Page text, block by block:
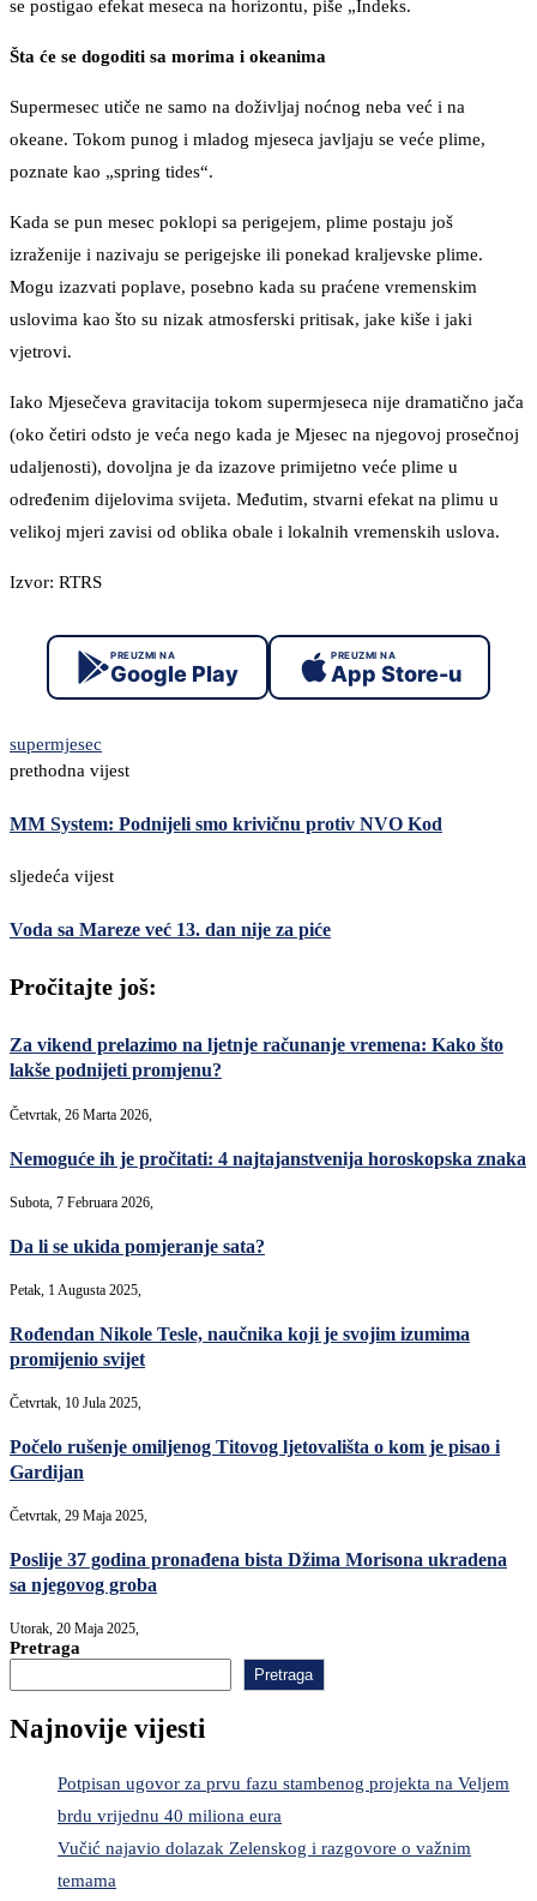
se postigao efekat meseca na horizontu, piše „Indeks.
Šta će se dogoditi sa morima i okeanima
Supermesec utiče ne samo na doživljaj noćnog neba već i na
okeane. Tokom punog i mladog mjeseca javljaju se veće plime,
poznate kao „spring tides“.
Kada se pun mesec poklopi sa perigejem, plime postaju još
izraženije i nazivaju se perigejske ili ponekad kraljevske plime.
Mogu izazvati poplave, posebno kada su praćene vremenskim
uslovima kao što su nizak atmosferski pritisak, jake kiše i jaki
vjetrovi.
Iako Mjesečeva gravitacija tokom supermjeseca nije dramatično jača
(oko četiri odsto je veća nego kada je Mjesec na njegovoj prosečnoj
udaljenosti), dovoljna je da izazove primijetno veće plime u
određenim dijelovima svijeta. Međutim, stvarni efekat na plimu u
velikoj mjeri zavisi od oblika obale i lokalnih vremenskih uslova.
Izvor: RTRS
PREUZMI NA
Google Play
PREUZMI NA
App Store-u
supermjesec
prethodna vijest
MM System: Podnijeli smo krivičnu protiv NVO Kod
sljedeća vijest
Voda sa Mareze već 13. dan nije za piće
Pročitajte još:
Za vikend prelazimo na ljetnje računanje vremena: Kako što
lakše podnijeti promjenu?
Četvrtak, 26 Marta 2026,
Nemoguće ih je pročitati: 4 najtajanstvenija horoskopska znaka
Subota, 7 Februara 2026,
Da li se ukida pomjeranje sata?
Petak, 1 Augusta 2025,
Rođendan Nikole Tesle, naučnika koji je svojim izumima
promijenio svijet
Četvrtak, 10 Jula 2025,
Počelo rušenje omiljenog Titovog ljetovališta o kom je pisao i
Gardijan
Četvrtak, 29 Maja 2025,
Poslije 37 godina pronađena bista Džima Morisona ukradena
sa njegovog groba
Utorak, 20 Maja 2025,
Pretraga
Pretraga
Najnovije vijesti
Potpisan ugovor za prvu fazu stambenog projekta na Veljem
brdu vrijednu 40 miliona eura
Vučić najavio dolazak Zelenskog i razgovore o važnim
temama